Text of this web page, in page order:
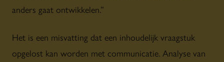
anders gaat ontwikkelen.”
Het is een misvatting dat een inhoudelijk vraagstuk
opgelost kan worden met communicatie. Analyse van